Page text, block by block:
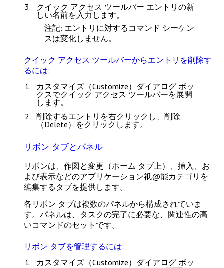
クイック アクセス ツールバー エントリの新
しい名前を入力します。
注記: エントリに対するコマンド シーケン
スは変化しません。
クイック アクセス ツールバーからエントリを削除す
るには:
カスタマイズ（Customize） ダイアログ ボッ
クスでクイック アクセス ツールバーを展開
します。
削除するエントリを右クリックし、削除
（Delete） をクリックします。
リボン タブとパネル
リボンは、作図と変更（ホーム タブ上）、挿入、お
よび表示などのアプリケーション祇@能カテゴリを
編集するタブを提供します。
各リボン タブは複数のパネルから構成されていま
す。パネルは、タスクの完了に必要な、関連性の高
いコマンドのセットです。
リボン タブを管理するには:
カスタマイズ（Customize） ダイアログ ボッ